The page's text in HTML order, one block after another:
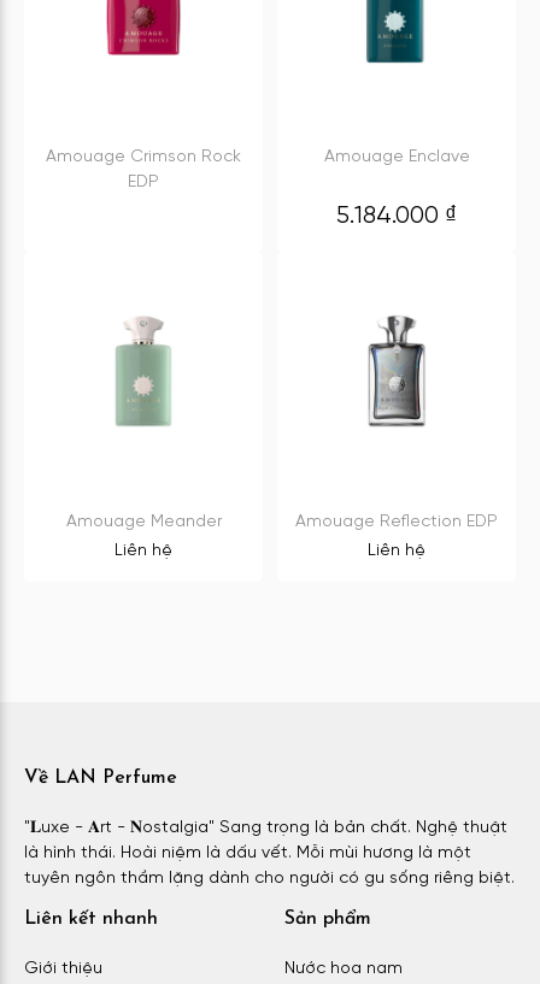
Amouage Crimson Rock
EDP
Amouage Enclave
5.184.000 ₫
Amouage Meander
Liên hệ
Amouage Reflection EDP
Liên hệ
Về LAN Perfume
"𝐋uxe - 𝐀rt - 𝐍ostalgia" Sang trọng là bản chất. Nghệ thuật
là hình thái. Hoài niệm là dấu vết. Mỗi mùi hương là một
tuyên ngôn thầm lặng dành cho người có gu sống riêng biệt.
Liên kết nhanh
Giới thiệu
Sản phẩm
Nước hoa nam